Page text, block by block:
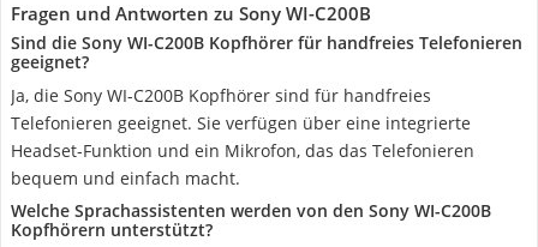
Fragen und Antworten zu Sony WI-C200B
Sind die Sony WI-C200B Kopfhörer für handfreies Telefonieren
geeignet?
Ja, die Sony WI-C200B Kopfhörer sind für handfreies
Telefonieren geeignet. Sie verfügen über eine integrierte
Headset-Funktion und ein Mikrofon, das das Telefonieren
bequem und einfach macht.
Welche Sprachassistenten werden von den Sony WI-C200B
Kopfhörern unterstützt?